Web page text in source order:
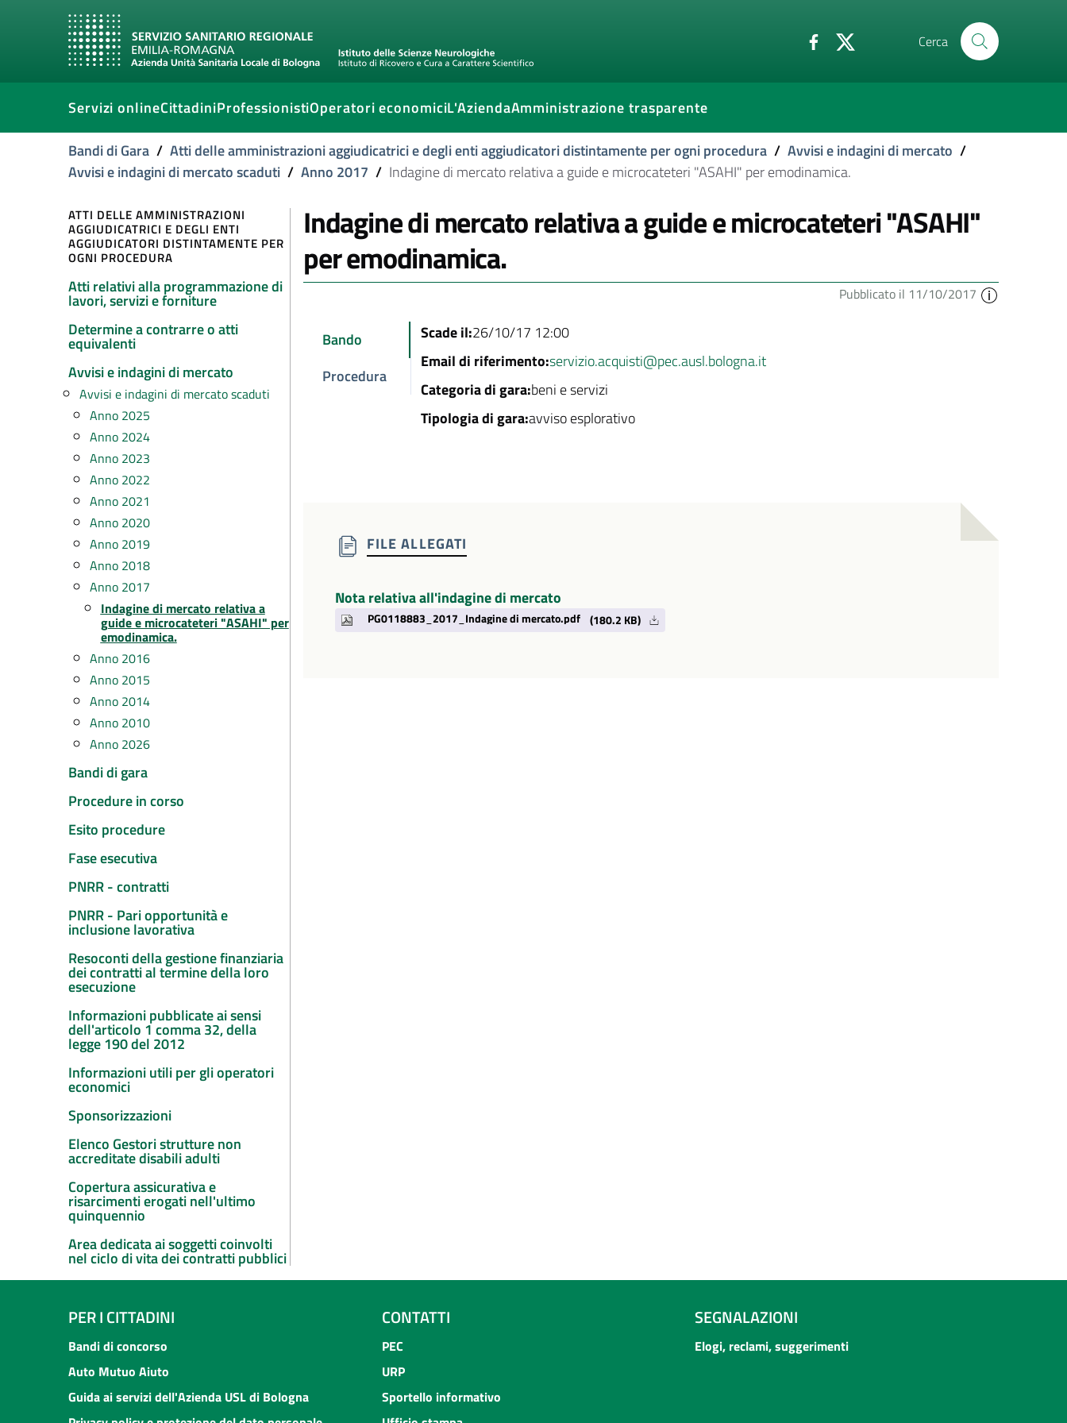
Cerca
Servizi onlineCittadiniProfessionistiOperatori economiciL'AziendaAmministrazione trasparente
Bandi di Gara / Atti delle amministrazioni aggiudicatrici e degli enti aggiudicatori distintamente per ogni procedura / Avvisi e indagini di mercato /
Avvisi e indagini di mercato scaduti / Anno 2017 / Indagine di mercato relativa a guide e microcateteri "ASAHI" per emodinamica.
ATTI DELLE AMMINISTRAZIONI
AGGIUDICATRICI E DEGLI ENTI
AGGIUDICATORI DISTINTAMENTE PER
OGNI PROCEDURA
Atti relativi alla programmazione di
lavori, servizi e forniture
Determine a contrarre o atti
equivalenti
Avvisi e indagini di mercato
Avvisi e indagini di mercato scaduti
Anno 2025
Anno 2024
Anno 2023
Anno 2022
Anno 2021
Anno 2020
Anno 2019
Anno 2018
Anno 2017
Indagine di mercato relativa a
guide e microcateteri "ASAHI" per
emodinamica.
Anno 2016
Anno 2015
Anno 2014
Anno 2010
Anno 2026
Bandi di gara
Procedure in corso
Esito procedure
Fase esecutiva
PNRR - contratti
PNRR - Pari opportunità e
inclusione lavorativa
Resoconti della gestione finanziaria
dei contratti al termine della loro
esecuzione
Informazioni pubblicate ai sensi
dell'articolo 1 comma 32, della
legge 190 del 2012
Informazioni utili per gli operatori
economici
Sponsorizzazioni
Elenco Gestori strutture non
accreditate disabili adulti
Copertura assicurativa e
risarcimenti erogati nell'ultimo
quinquennio
Area dedicata ai soggetti coinvolti
nel ciclo di vita dei contratti pubblici
Indagine di mercato relativa a guide e microcateteri "ASAHI"
per emodinamica.
Pubblicato il 11/10/2017
Bando
Procedura
Scade il:26/10/17 12:00
Email di riferimento:servizio.acquisti@pec.ausl.bologna.it
Categoria di gara:beni e servizi
Tipologia di gara:avviso esplorativo
FILE ALLEGATI
Nota relativa all'indagine di mercato
PG0118883_2017_Indagine di mercato.pdf (180.2 KB)
PER I CITTADINI
Bandi di concorso
Auto Mutuo Aiuto
Guida ai servizi dell'Azienda USL di Bologna
CONTATTI
PEC
URP
Sportello informativo
SEGNALAZIONI
Elogi, reclami, suggerimenti